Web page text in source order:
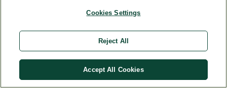
la
Cookies Settings
Reject All
Accept All Cookies